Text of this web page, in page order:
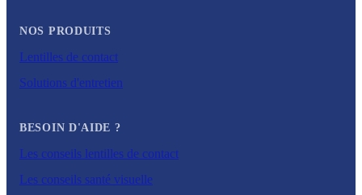
NOS PRODUITS
Lentilles de contact
Solutions d'entretien
BESOIN D'AIDE ?
Les conseils lentilles de contact
Les conseils santé visuelle